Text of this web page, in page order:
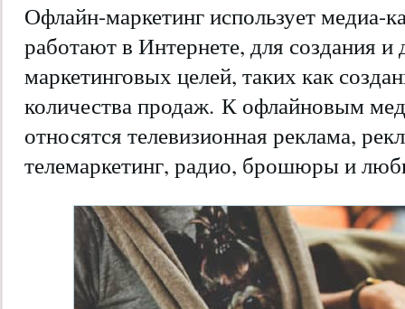
Офлайн-маркетинг использует медиа-
работают в Интернете, для создания
маркетинговых целей, таких как
количества продаж. К офлайновым
относятся телевизионная реклама,
телемаркетинг, радио, брошюры и